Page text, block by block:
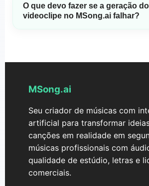
poderão ser processados.
ter consumido menos de 2 créditos
colaboradores ou membros da família
música juntos enquanto compartilham a
O que devo fazer se a geração
videoclipe no MSong.ai falhar?
Se a geração do seu vídeo falhar, seus
MSong.ai
Seu criador de músicas com
artificial para transformar
canções em realidade em
músicas profissionais com
qualidade de estúdio, letras e
comerciais.